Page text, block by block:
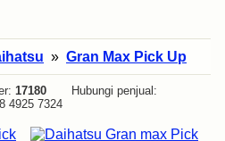
» Gran Max Pick Up
17180 Hubungi penjual:
4925 7324